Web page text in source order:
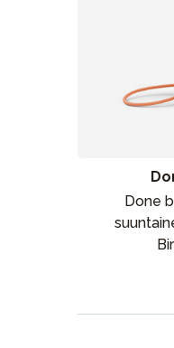
Done